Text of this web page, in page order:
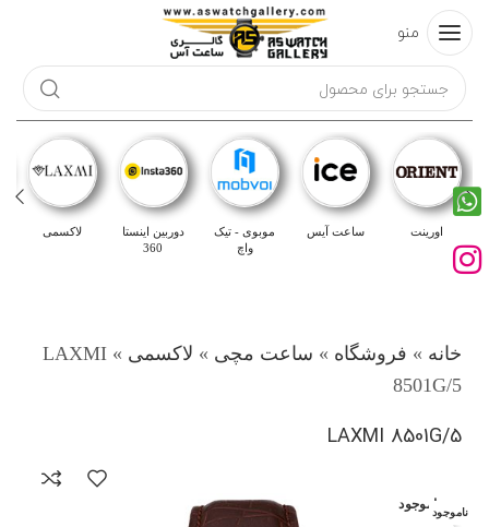
منو
اورینت ساعت آیس
موبوی - تیک
واچ
دوربین اینستا
360
لاکسمی
خانه » فروشگاه » ساعت مچی » لاکسمی »
LAXMI
8501G/5
LAXMI 8501G/5
ناموجود
ناموجود